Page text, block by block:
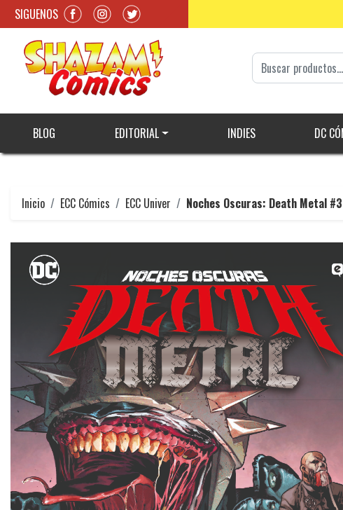
SIGUENOS
BLOG EDITORIAL INDIES DC
Inicio ECC Cómics ECC Univer Noches Oscuras: Death Metal